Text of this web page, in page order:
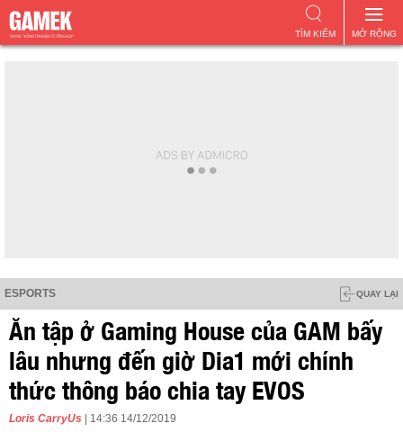
MỞ RỘNG
TÌM KIẾM
ESPORTS QUAY LẠI
Ăn tập ở Gaming House của GAM bấy
lâu nhưng đến giờ Dia1 mới chính
thức thông báo chia tay EVOS
Loris CarryUs | 14:36 14/12/2019